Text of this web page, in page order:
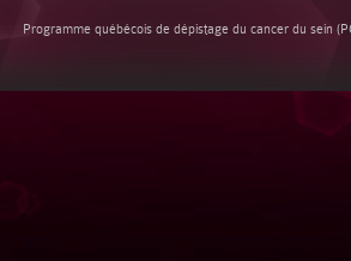
Programme québécois de dépistage du cancer du sein